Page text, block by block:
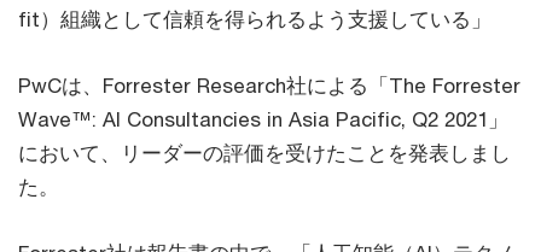
fit）組織として信頼を得られるよう支援している」
PwCは、Forrester Research社による「The Forrester
Wave™: AI Consultancies in Asia Pacific, Q2 2021」
において、リーダーの評価を受けたことを発表しまし
た。